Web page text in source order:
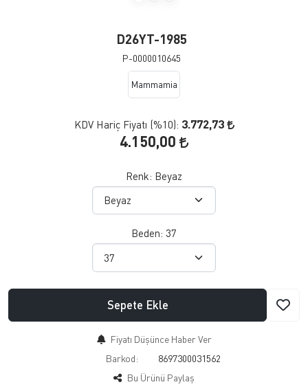
D26YT-1985
P-0000010645
Mammamia
KDV Hariç Fiyatı (%10): 3.772,73
4.150,00
Renk: Beyaz
Beden: 37
Sepete Ekle
Fiyatı Düşünce Haber Ver
Barkod:
8697300031562
Bu Ürünü Paylaş